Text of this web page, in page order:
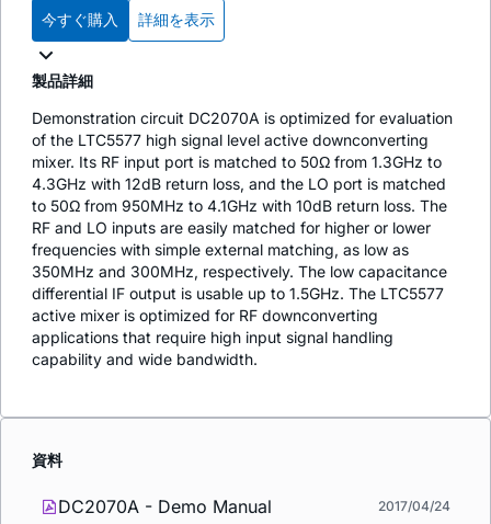
今すぐ購入 詳細を表示
製品詳細
Demonstration circuit DC2070A is optimized for evaluation
of the LTC5577 high signal level active downconverting
mixer. Its RF input port is matched to 50Ω from 1.3GHz to
4.3GHz with 12dB return loss, and the LO port is matched
to 50Ω from 950MHz to 4.1GHz with 10dB return loss. The
RF and LO inputs are easily matched for higher or lower
frequencies with simple external matching, as low as
350MHz and 300MHz, respectively. The low capacitance
differential IF output is usable up to 1.5GHz. The LTC5577
active mixer is optimized for RF downconverting
applications that require high input signal handling
capability and wide bandwidth.
資料
DC2070A - Demo Manual 2017/04/24